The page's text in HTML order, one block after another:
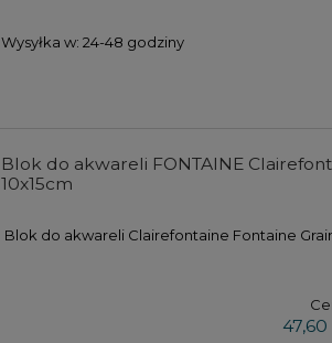
107,00 zł
Wysyłka w: 24-48 godziny
Blok do akwareli FONTAINE
10x15cm
Blok do akwareli Clairefontaine Fontaine
47,60